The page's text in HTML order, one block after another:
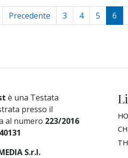
Precedente 3 4 5 6
è una Testata
presso il
al numero 223/2016
40131
S.r.l.